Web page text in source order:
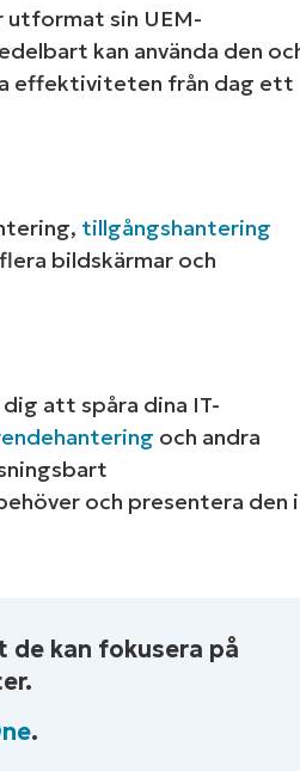
utformat sin UEM-
kan använda den
effektiviteten från dag ett
tillgångshantering
bildskärmar och
att spåra dina IT-
och andra
och presentera den i
kan fokusera på
.
den ledande
last
name*
Business
Country
Company
name*
in action